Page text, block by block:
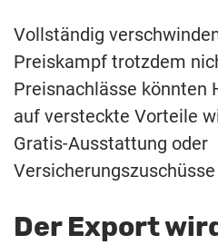
Vollständig
Preiskampf trotzdem
Preisnachlässe könnten
auf versteckte Vorteile
Gratis-Ausstattung oder
Der Export